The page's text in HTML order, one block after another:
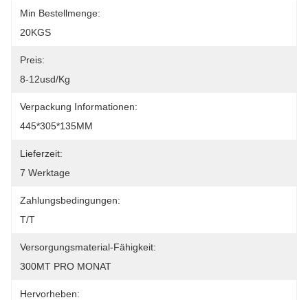
Min Bestellmenge:
20KGS
Preis:
8-12usd/kg
Verpackung Informationen:
445*305*135MM
Lieferzeit:
7 Werktage
Zahlungsbedingungen:
T/T
Versorgungsmaterial-Fähigkeit:
300MT PRO MONAT
Hervorheben: